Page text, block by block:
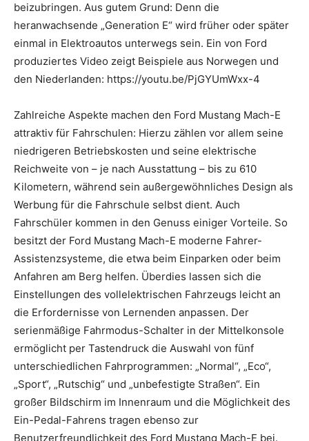
beizubringen. Aus gutem Grund: Denn die
heranwachsende „Generation E“ wird früher oder später
einmal in Elektroautos unterwegs sein. Ein von Ford
produziertes Video zeigt Beispiele aus Norwegen und
den Niederlanden: https://youtu.be/PjGYUmWxx-4
Zahlreiche Aspekte machen den Ford Mustang Mach-E
attraktiv für Fahrschulen: Hierzu zählen vor allem seine
niedrigeren Betriebskosten und seine elektrische
Reichweite von – je nach Ausstattung – bis zu 610
Kilometern, während sein außergewöhnliches Design als
Werbung für die Fahrschule selbst dient. Auch
Fahrschüler kommen in den Genuss einiger Vorteile. So
besitzt der Ford Mustang Mach-E moderne Fahrer-
Assistenzsysteme, die etwa beim Einparken oder beim
Anfahren am Berg helfen. Überdies lassen sich die
Einstellungen des vollelektrischen Fahrzeugs leicht an
die Erfordernisse von Lernenden anpassen. Der
serienmäßige Fahrmodus-Schalter in der Mittelkonsole
ermöglicht per Tastendruck die Auswahl von fünf
unterschiedlichen Fahrprogrammen: „Normal“, „Eco“,
„Sport“, „Rutschig“ und „unbefestigte Straßen“. Ein
großer Bildschirm im Innenraum und die Möglichkeit des
Ein-Pedal-Fahrens tragen ebenso zur
Benutzerfreundlichkeit des Ford Mustang Mach-E bei.